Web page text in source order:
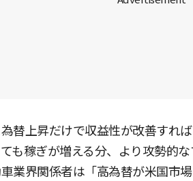
替上昇だけで収益性が改善すれ
も稼ぎが増える分、より攻勢的
業界関係者は「高為替が米国市